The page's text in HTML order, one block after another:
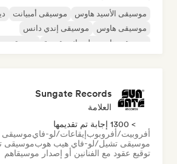
موسيقى الأسيد هاوس موسيقى أمبيانت
موسيقى هاوس
موسيقى إندي دانس
موسيقى هاوس ملوديك وتقدمية
موسيقى
Sungate Records
العلامة
> 1300 إجابة تم تقديمها
أفروبيت/أفروبوبإيقاعات/لو-فايموسيقى
موسيقى تشيل/لو-فاي هيب هوبموسيقى
توقيع عقود مع الفنانين أو إصدار موسيقاهم